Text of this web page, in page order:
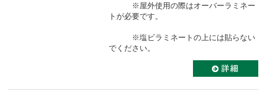
※屋外使用の際はオーバーラミネー
トが必要です。
※塩ビラミネートの上には貼らない
でください。